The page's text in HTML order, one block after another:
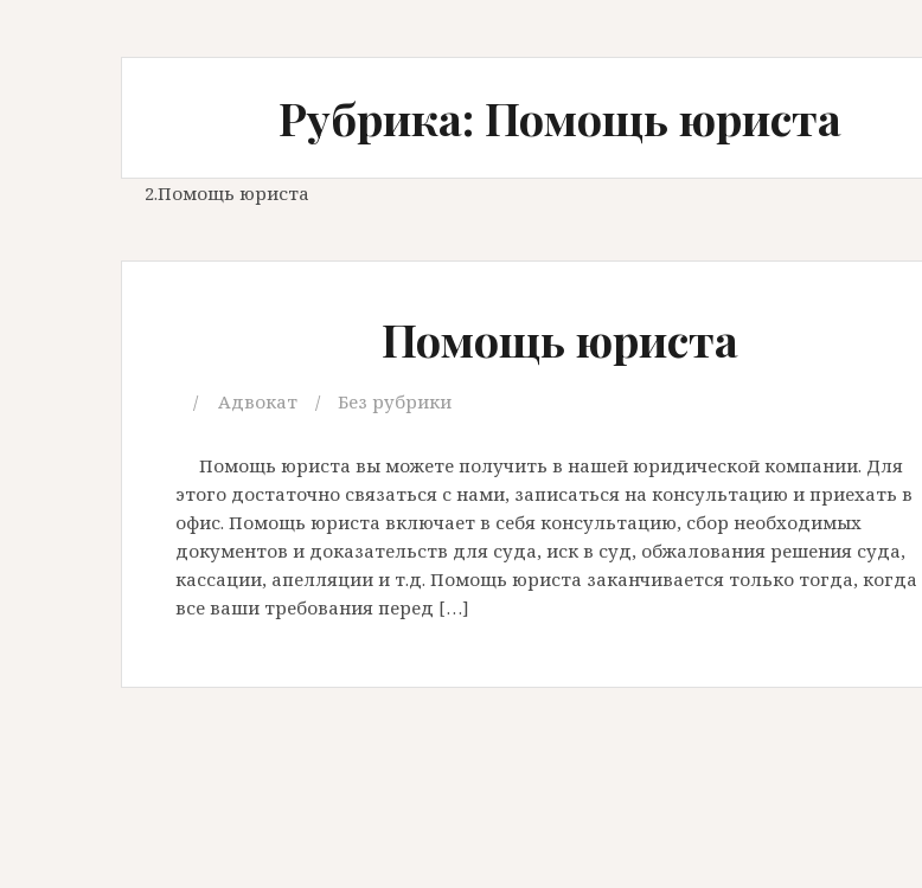
Рубрика: Помощь юриста
2.Помощь юриста
Помощь юриста
Адвокат Без рубрики
Помощь юриста вы можете получить в нашей юридической компании. Для
этого достаточно связаться с нами, записаться на консультацию и приехать в
офис. Помощь юриста включает в себя консультацию, сбор необходимых
документов и доказательств для суда, иск в суд, обжалования решения суда,
кассации, апелляции и т.д. Помощь юриста заканчивается только тогда, когда
все ваши требования перед […]